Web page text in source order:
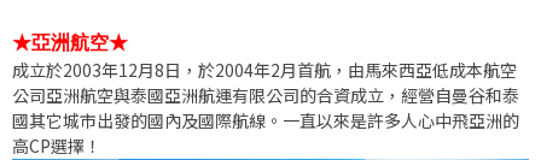
★亞洲航空★
成立於2003年12月8日，於2004年2月首航，由馬來西亞低成本航空
公司亞洲航空與泰國亞洲航運有限公司的合資成立，經營自曼谷和泰
國其它城市出發的國內及國際航線。一直以來是許多人心中飛亞洲的
高CP選擇！